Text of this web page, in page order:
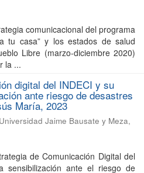
comunicacional del programa
tu casa” y los estados de salud
Libre (marzo-diciembre 2020)
la ...
digital del INDECI y su
ante riesgo de desastres
María, 2023
Universidad Jaime Bausate y Meza,
de Comunicación Digital del
sensibilización ante el riesgo de